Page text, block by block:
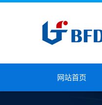
网站首页